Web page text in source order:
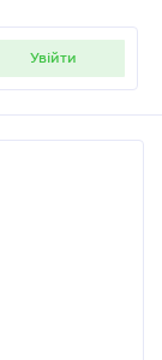
увійти